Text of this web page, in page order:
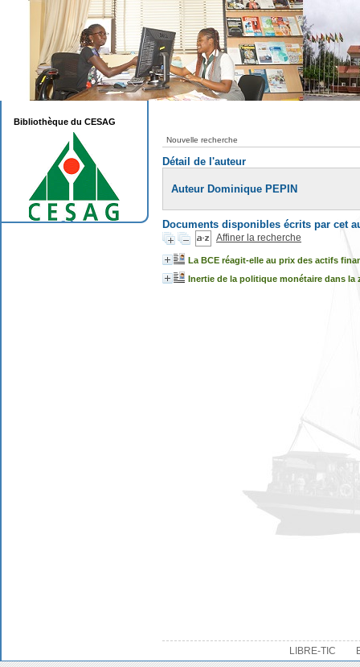
Nouvelle recherche
Détail de l'auteur
Auteur Dominique PEPIN
Documents disponibles écrits par cet
Affiner la recherche
La BCE réagit-elle au prix des actifs
Inertie de la politique monétaire dans
LIBRE-TIC
Bibliothèque du CESAG